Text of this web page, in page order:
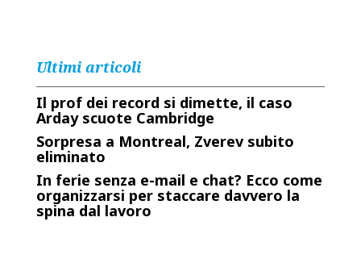
Ultimi articoli
Il prof dei record si dimette, il caso
Arday scuote Cambridge
Sorpresa a Montreal, Zverev subito
eliminato
In ferie senza e-mail e chat? Ecco come
organizzarsi per staccare davvero la
spina dal lavoro